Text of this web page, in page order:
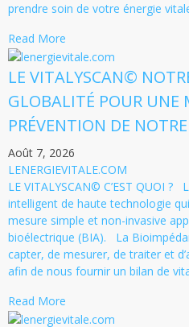
prendre soin de votre énergie
Read More
LE VITALYSCAN©
GLOBALITÉ POUR UNE
PRÉVENTION DE
Août 7, 2026
LENERGIEVITALE.COM
LE VITALYSCAN© C’EST QUOI
intelligent de haute technologie
mesure simple et non-invasive
bioélectrique (BIA). La
capter, de mesurer, de traiter et
afin de nous fournir un bilan de
Read More